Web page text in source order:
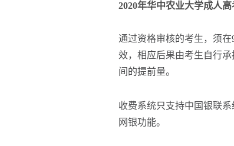
2020年华中农业大学成人高
通过资格审核的考生，须
效，相应后果由考生自行
间的提前量。
收费系统只支持中国银联
网银功能。